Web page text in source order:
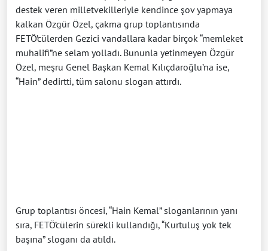
destek veren milletvekilleriyle kendince şov yapmaya
kalkan Özgür Özel, çakma grup toplantısında
FETÖ’cülerden Gezici vandallara kadar birçok “memleket
muhalifi”ne selam yolladı. Bununla yetinmeyen Özgür
Özel, meşru Genel Başkan Kemal Kılıçdaroğlu’na ise,
“Hain” dedirtti, tüm salonu slogan attırdı.
Grup toplantısı öncesi, “Hain Kemal” sloganlarının yanı
sıra, FETÖ’cülerin sürekli kullandığı, “Kurtuluş yok tek
başına” sloganı da atıldı.